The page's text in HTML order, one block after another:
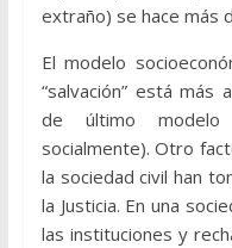
extraño) se hace más
El modelo
“salvación” está más
de último
socialmente). Otro
la sociedad civil han
la Justicia. En una
las instituciones y